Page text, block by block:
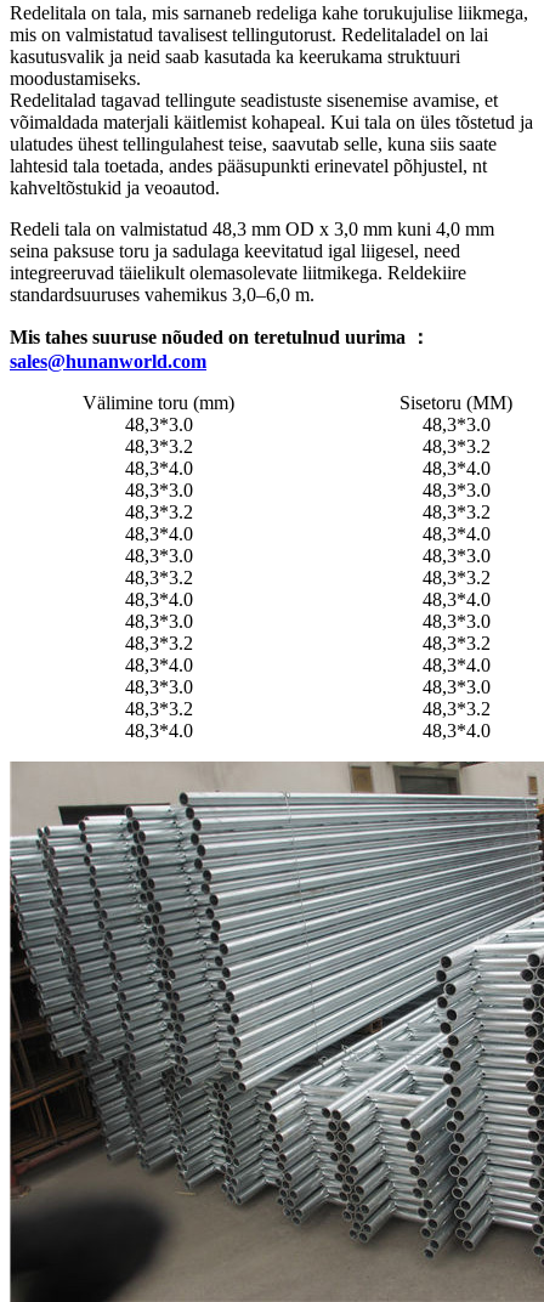
Redelitala on tala, mis sarnaneb redeliga kahe torukujulise liikmega,
mis on valmistatud tavalisest tellingutorust. Redelitaladel on lai
kasutusvalik ja neid saab kasutada ka keerukama struktuuri
moodustamiseks.
Redelitalad tagavad tellingute seadistuste sisenemise avamise, et
võimaldada materjali käitlemist kohapeal. Kui tala on üles tõstetud ja
ulatudes ühest tellingulahest teise, saavutab selle, kuna siis saate
lahtesid tala toetada, andes pääsupunkti erinevatel põhjustel, nt
kahveltõstukid ja veoautod.
Redeli tala on valmistatud 48,3 mm OD x 3,0 mm kuni 4,0 mm
seina paksuse toru ja sadulaga keevitatud igal liigesel, need
integreeruvad täielikult olemasolevate liitmikega. Reldekiire
standardsuuruses vahemikus 3,0–6,0 m.
Mis tahes suuruse nõuded on teretulnud uurima ：
sales@hunanworld.com
Välimine toru (mm)
Sisetoru (MM)
48,3*3.0
48,3*3.0
48,3*3.2
48,3*3.2
48,3*4.0
48,3*4.0
48,3*3.0
48,3*3.0
48,3*3.2
48,3*3.2
48,3*4.0
48,3*4.0
48,3*3.0
48,3*3.0
48,3*3.2
48,3*3.2
48,3*4.0
48,3*4.0
48,3*3.0
48,3*3.0
48,3*3.2
48,3*3.2
48,3*4.0
48,3*4.0
48,3*3.0
48,3*3.0
48,3*3.2
48,3*3.2
48,3*4.0
48,3*4.0